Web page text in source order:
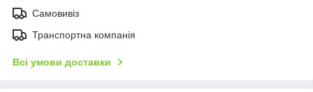
Самовивіз
Транспортна компанія
Всі умови доставки